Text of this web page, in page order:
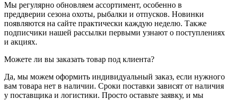
Мы регулярно обновляем ассортимент, особенно в
преддверии сезона охоты, рыбалки и отпусков. Новинки
появляются на сайте практически каждую неделю. Также
подписчики нашей рассылки первыми узнают о поступлениях
и акциях.
Можете ли вы заказать товар под клиента?
Да, мы можем оформить индивидуальный заказ, если нужного
вам товара нет в наличии. Сроки поставки зависят от наличия
у поставщика и логистики. Просто оставьте заявку, и мы